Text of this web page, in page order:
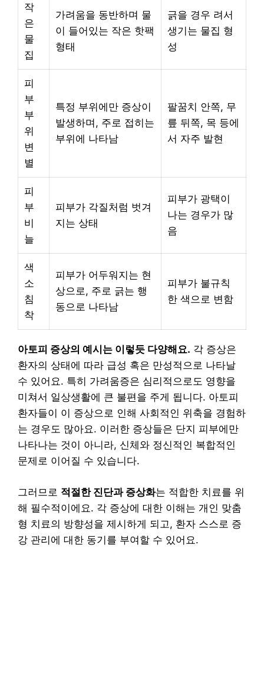
작
은
물
집
가려움을 동반하며 물
이 들어있는 작은 핫팩
형태
긁을 경우 려서
생기는 물집 형
성
피
부
부
위
변
별
특정 부위에만 증상이
발생하며, 주로 접히는
부위에 나타남
팔꿈치 안쪽, 무
릎 뒤쪽, 목 등에
서 자주 발현
피
부
비
늘
피부가 각질처럼 벗겨
지는 상태
피부가 광택이
나는 경우가 많
음
색
소
침
착
피부가 어두워지는 현
상으로, 주로 긁는 행
동으로 나타남
피부가 불규칙
한 색으로 변함
아토피 증상의 예시는 이렇듯 다양해요. 각 증상은
환자의 상태에 따라 급성 혹은 만성적으로 나타날
수 있어요. 특히 가려움증은 심리적으로도 영향을
미쳐서 일상생활에 큰 불편을 주게 됩니다. 아토피
환자들이 이 증상으로 인해 사회적인 위축을 경험하
는 경우도 많아요. 이러한 증상들은 단지 피부에만
나타나는 것이 아니라, 신체와 정신적인 복합적인
문제로 이어질 수 있습니다.
그러므로 적절한 진단과 증상화는 적합한 치료를 위
해 필수적이에요. 각 증상에 대한 이해는 개인 맞춤
형 치료의 방향성을 제시하게 되고, 환자 스스로 증
강 관리에 대한 동기를 부여할 수 있어요.